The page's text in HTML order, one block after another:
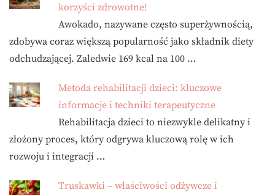
korzyści zdrowotne!
Awokado, nazywane często superżywnością,
zdobywa coraz większą popularność jako składnik diety
odchudzającej. Zaledwie 169 kcal na 100 …
Metoda rehabilitacji dzieci: kluczowe
informacje i techniki terapeutyczne
Rehabilitacja dzieci to niezwykle delikatny i
złożony proces, który odgrywa kluczową rolę w ich
rozwoju i integracji …
Truskawki – właściwości odżywcze i